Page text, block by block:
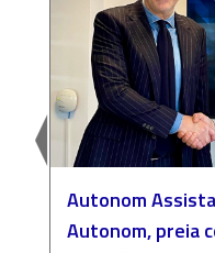
Autonom
Autonom, preia